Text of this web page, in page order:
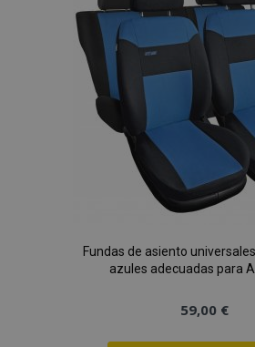
Fundas de asiento
azules adecuadas para
59,00 €